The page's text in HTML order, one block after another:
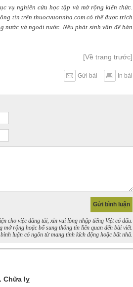
vụ nghiên cứu học tập và mở rộng kiến thức.
tin trên thuocvuonnha.com có thể được trích
và ngoài nước. Nếu phát sinh vấn đề bản
[Về trang trước]
Gửi bài In bài
cho việc đăng tải, xin vui lòng nhập tiếng Việt có dấu.
rộng hoặc bổ sung thông tin liên quan đến bài viết.
luận có ngôn từ mang tính kích động hoặc bất nhã.
Chữa lỵ